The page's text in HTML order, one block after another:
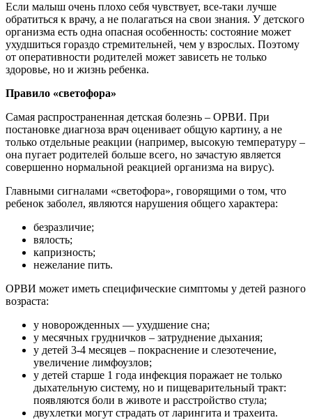
Если малыш очень плохо себя чувствует, все-таки лучше
обратиться к врачу, а не полагаться на свои знания. У детского
организма есть одна опасная особенность: состояние может
ухудшиться гораздо стремительней, чем у взрослых. Поэтому
от оперативности родителей может зависеть не только
здоровье, но и жизнь ребенка.
Правило «светофора»
Самая распространенная детская болезнь – ОРВИ. При
постановке диагноза врач оценивает общую картину, а не
только отдельные реакции (например, высокую температуру –
она пугает родителей больше всего, но зачастую является
совершенно нормальной реакцией организма на вирус).
Главными сигналами «светофора», говорящими о том, что
ребенок заболел, являются нарушения общего характера:
безразличие;
вялость;
капризность;
нежелание пить.
ОРВИ может иметь специфические симптомы у детей разного
возраста:
у новорожденных — ухудшение сна;
у месячных грудничков – затруднение дыхания;
у детей 3-4 месяцев – покраснение и слезотечение,
увеличение лимфоузлов;
у детей старше 1 года инфекция поражает не только
дыхательную систему, но и пищеварительный тракт:
появляются боли в животе и расстройство стула;
двухлетки могут страдать от ларингита и трахеита.